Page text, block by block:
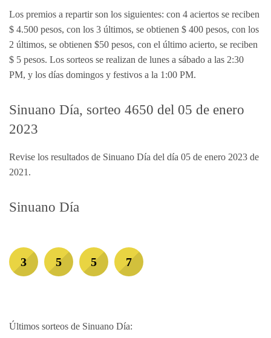
Los premios a repartir son los siguientes: con 4 aciertos se reciben
$ 4.500 pesos, con los 3 últimos, se obtienen $ 400 pesos, con los
2 últimos, se obtienen $50 pesos, con el último acierto, se reciben
$ 5 pesos. Los sorteos se realizan de lunes a sábado a las 2:30
PM, y los días domingos y festivos a la 1:00 PM.
Sinuano Día, sorteo 4650 del 05 de enero
2023
Revise los resultados de Sinuano Día del día 05 de enero 2023 de
2021.
Sinuano Día
3 5 5 7
Últimos sorteos de Sinuano Día: